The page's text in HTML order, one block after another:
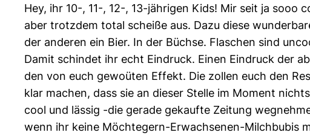
Hey, ihr 10-, 11-, 12-, 13-jährigen Kids! Mir seit ja
aber trotzdem total scheiße aus. Dazu diese
der anderen ein Bier. In der Büchse. Flaschen sind
Damit schindet ihr echt Eindruck. Einen Eindruck der
den von euch gewoüten Effekt. Die zollen euch den
klar machen, dass sie an dieser Stelle im Moment
cool und lässig -die gerade gekaufte Zeitung
wenn ihr keine Möchtegern-Erwachsenen-Milchbubis